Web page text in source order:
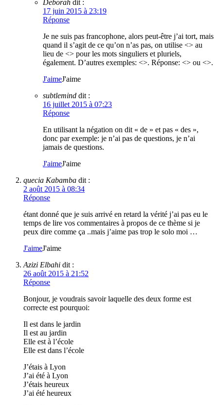
Deborah dit :
17 juin 2015 à 23:19
Réponse
Je ne suis pas francophone, alors peut-être j’ai tort, mais
quand il s’agit de ce qu’on n’as pas, on utilise <> au
lieu de <> pour les mots singuliers et pluriels,
également. D’autres exemples: <>. Réponse: <> ou <>.
J'aimeJ'aime
subtlemind dit :
16 juillet 2015 à 07:23
Réponse
En utilisant la négation on dit « de » et pas « des »,
donc par exemple: je n’ai pas de questions, je n’ai
jamais de questions.
J'aimeJ'aime
quecia Kabamba dit :
2 août 2015 à 08:34
Réponse
étant donné que je suis arrivé en retard la vérité j’ai pas eu le
temps de lire vos commentaires à propos de ce thème si je
peux dire comme ça ..mais j’aime pas trop le solo moi …
J'aimeJ'aime
Azizi Elbahi dit :
26 août 2015 à 21:52
Réponse
Bonjour, je voudrais savoir laquelle des deux forme est
correcte est pourquoi:
Il est dans le jardin
Il est au jardin
Elle est à l’école
Elle est dans l’école
J’étais à Lyon
J’ai été à Lyon
J’étais heureux
J’ai été heureux